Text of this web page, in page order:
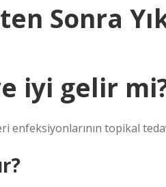
Sonra
iyi gelir
enfeksiyonlarının topikal